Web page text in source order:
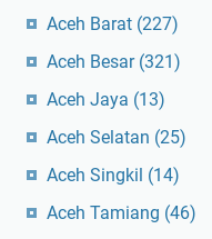
Aceh Barat (227)
Aceh Besar (321)
Aceh Jaya (13)
Aceh Selatan (25)
Aceh Singkil (14)
Aceh Tamiang (46)